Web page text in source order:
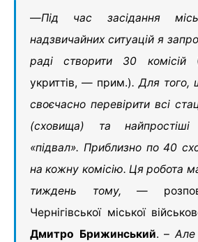
—Під час засідання
надзвичайних ситуацій я
раді створити 30 комісій
укриттів, — прим.). Для того,
своєчасно перевірити всі
(сховища) та
«підвал». Приблизно по 40
на кожну комісію. Ця робота
тиждень тому, —
Чернігівської міської
Дмитро Брижинський. –